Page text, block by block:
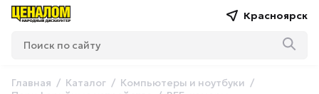
Красноярск
Главная Каталог
Компьютеры и ноутбуки